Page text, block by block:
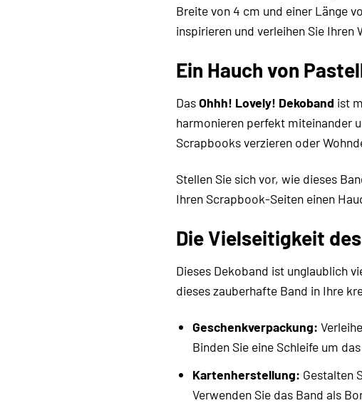
Breite von 4 cm und einer Länge
inspirieren und verleihen Sie Ihren
Ein Hauch von
DasOhhh! Lovely! Dekoband ist
harmonieren perfekt miteinander
Scrapbooks verzieren oder
Stellen Sie sich vor, wie dieses
Ihren Scrapbook-Seiten einen
Die Vielseitigkeit
Dieses Dekoband ist unglaublich
dieses zauberhafte Band in Ihre
Geschenkverpackung:
Binden Sie eine Schleife um
Kartenherstellung: Gestalten
Verwenden Sie das Band als